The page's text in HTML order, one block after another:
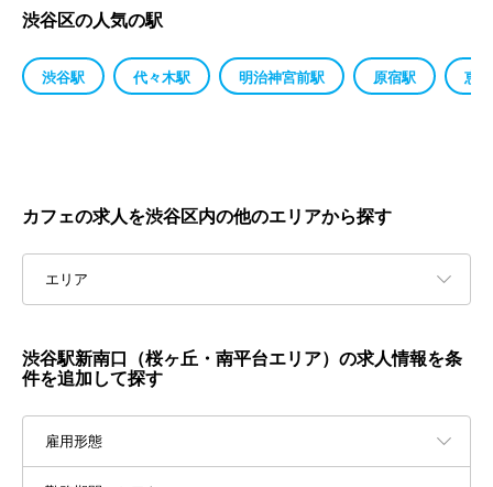
渋谷区の人気の駅
渋谷駅 代々木駅 明治神宮前駅 原宿駅 恵
カフェの求人を渋谷区内の他のエリアから探す
エリア
渋谷駅新南口（桜ヶ丘・南平台エリア）の求人情報を条
件を追加して探す
雇用形態